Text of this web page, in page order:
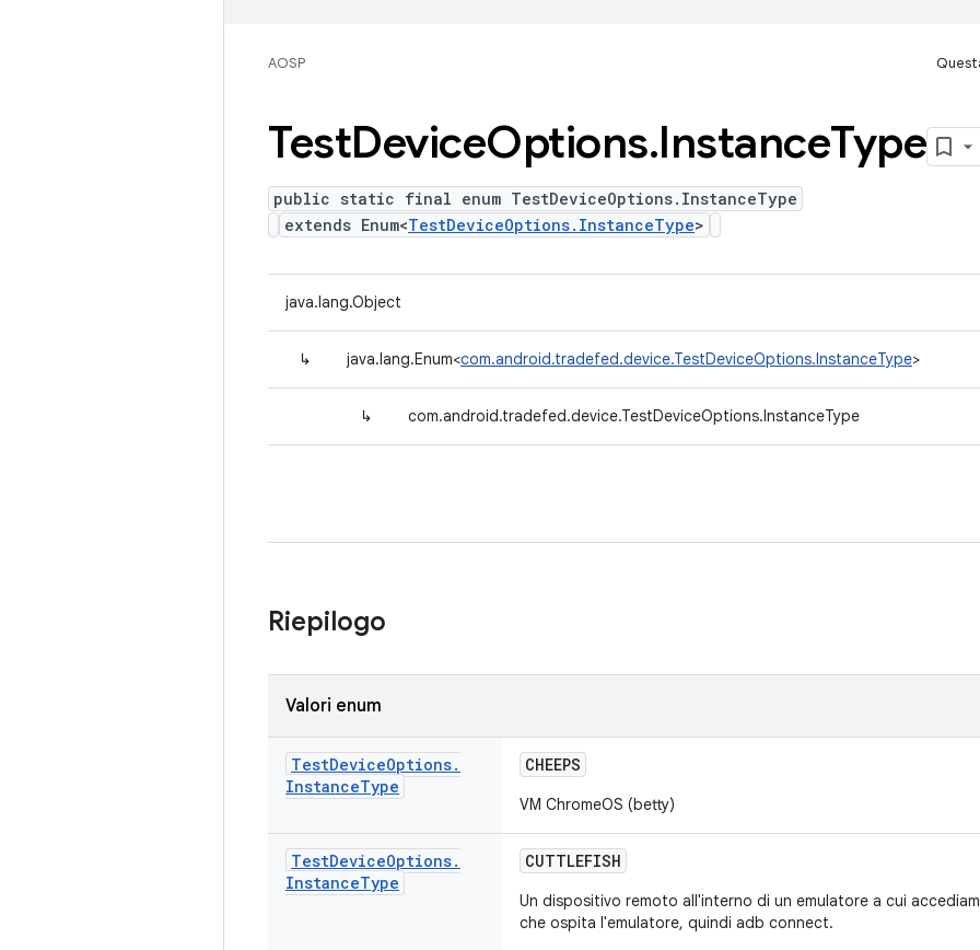
AOSP
TestDeviceOptions.InstanceType
public static final enum TestDeviceOptions.InstanceType
extends Enum<TestDeviceOptions.InstanceType>
java.lang.Object
↳ java.lang.Enum<com.android.tradefed.device.TestDeviceOptions.InstanceType>
↳ com.android.tradefed.device.TestDeviceOptions.InstanceType
Riepilogo
Valori enum
TestDeviceOptions.
InstanceType
CHEEPS
VM ChromeOS (betty)
TestDeviceOptions.
InstanceType
CUTTLEFISH
Un dispositivo remoto all'interno di un emulatore a cui
che ospita l'emulatore, quindi adb connect.